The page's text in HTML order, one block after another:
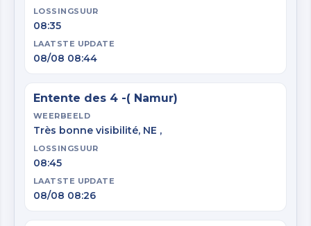
LOSSINGSUUR
08:35
LAATSTE UPDATE
08/08 08:44
Entente des 4 -( Namur)
WEERBEELD
Très bonne visibilité, NE ,
LOSSINGSUUR
08:45
LAATSTE UPDATE
08/08 08:26